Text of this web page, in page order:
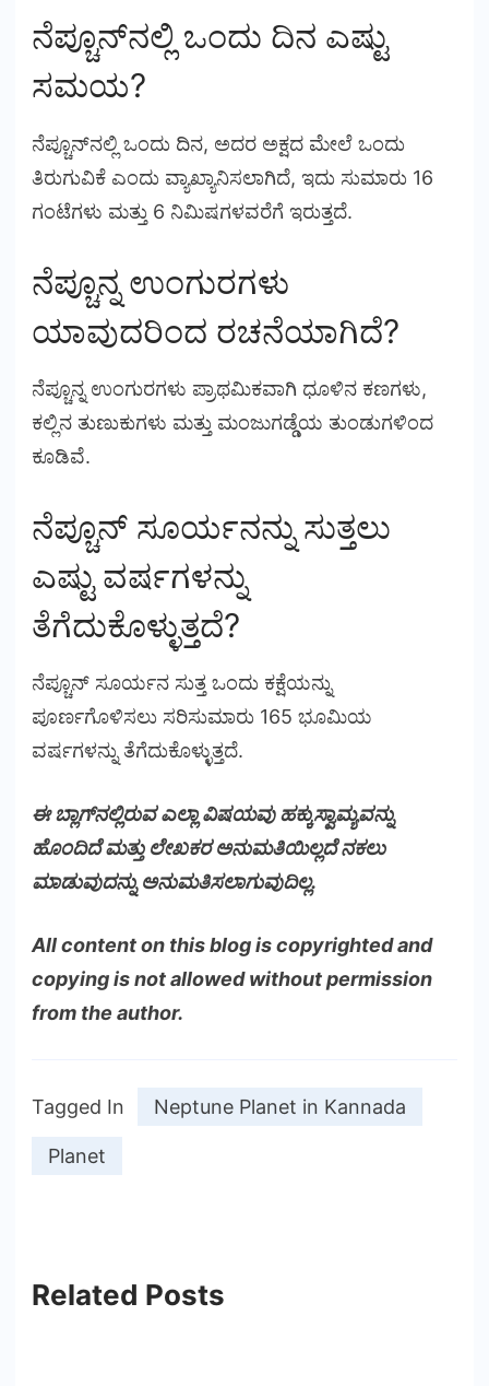
ನೆಪ್ಚೂನ್‌ನಲ್ಲಿ ಒಂದು ದಿನ ಎಷ್ಟು
ಸಮಯ?
ನೆಪ್ಚೂನ್‌ನಲ್ಲಿ ಒಂದು ದಿನ, ಅದರ ಅಕ್ಷದ ಮೇಲೆ ಒಂದು
ತಿರುಗುವಿಕೆ ಎಂದು ವ್ಯಾಖ್ಯಾನಿಸಲಾಗಿದೆ, ಇದು ಸುಮಾರು 16
ಗಂಟೆಗಳು ಮತ್ತು 6 ನಿಮಿಷಗಳವರೆಗೆ ಇರುತ್ತದೆ.
ನೆಪ್ಚೂನ್ನ ಉಂಗುರಗಳು
ಯಾವುದರಿಂದ ರಚನೆಯಾಗಿದೆ?
ನೆಪ್ಚೂನ್ನ ಉಂಗುರಗಳು ಪ್ರಾಥಮಿಕವಾಗಿ ಧೂಳಿನ ಕಣಗಳು,
ಕಲ್ಲಿನ ತುಣುಕುಗಳು ಮತ್ತು ಮಂಜುಗಡ್ಡೆಯ ತುಂಡುಗಳಿಂದ
ಕೂಡಿವೆ.
ನೆಪ್ಚೂನ್ ಸೂರ್ಯನನ್ನು ಸುತ್ತಲು
ಎಷ್ಟು ವರ್ಷಗಳನ್ನು
ತೆಗೆದುಕೊಳ್ಳುತ್ತದೆ?
ನೆಪ್ಚೂನ್ ಸೂರ್ಯನ ಸುತ್ತ ಒಂದು ಕಕ್ಷೆಯನ್ನು
ಪೂರ್ಣಗೊಳಿಸಲು ಸರಿಸುಮಾರು 165 ಭೂಮಿಯ
ವರ್ಷಗಳನ್ನು ತೆಗೆದುಕೊಳ್ಳುತ್ತದೆ.
ಈ ಬ್ಲಾಗ್‌ನಲ್ಲಿರುವ ಎಲ್ಲಾ ವಿಷಯವು ಹಕ್ಕುಸ್ವಾಮ್ಯವನ್ನು
ಹೊಂದಿದೆ ಮತ್ತು ಲೇಖಕರ ಅನುಮತಿಯಿಲ್ಲದೆ ನಕಲು
ಮಾಡುವುದನ್ನು ಅನುಮತಿಸಲಾಗುವುದಿಲ್ಲ.
All content on this blog is copyrighted and
copying is not allowed without permission
from the author.
Tagged In Neptune Planet in Kannada
Planet
Related Posts